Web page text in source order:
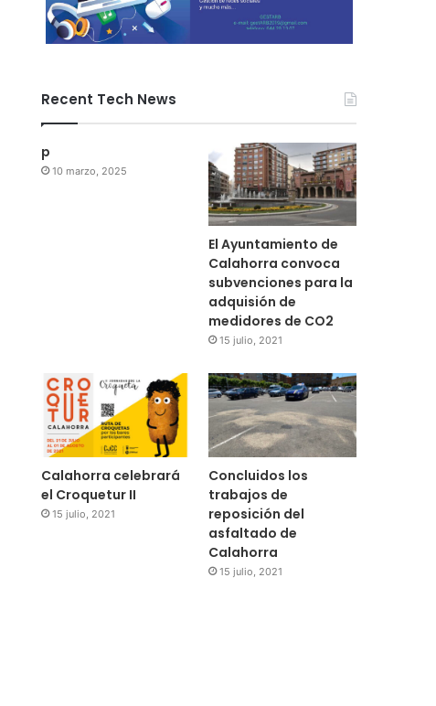
Recent Tech News
p
10 marzo, 2025
El Ayuntamiento de
Calahorra convoca
subvenciones para la
adquisión de
medidores de CO2
15 julio, 2021
Calahorra celebrará
el Croquetur II
15 julio, 2021
Concluidos los
trabajos de
reposición del
asfaltado de
Calahorra
15 julio, 2021